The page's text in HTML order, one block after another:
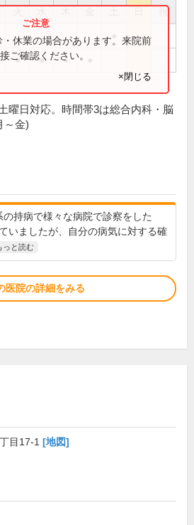
祝
● ● ●
休業の場合があります。来院前
ご確認ください。
×閉じる
曜日対応。時間帯3は総合内科・脳
～金)
の持病で様々な病院で診察をした
いましたが、自分の病気に対する確
っと読む
医院の詳細をみる
目17-1 [地図]